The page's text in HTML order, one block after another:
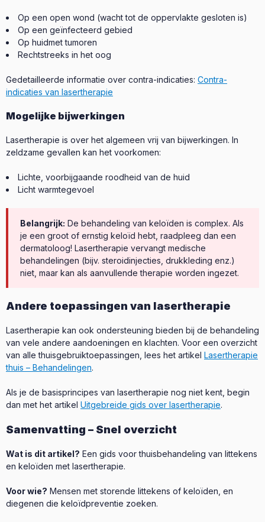
Op een open wond (wacht tot de oppervlakte gesloten is)
Op een geïnfecteerd gebied
Op huidmet tumoren
Rechtstreeks in het oog
Gedetailleerde informatie over contra-indicaties: Contra-
indicaties van lasertherapie
Mogelijke bijwerkingen
Lasertherapie is over het algemeen vrij van bijwerkingen. In
zeldzame gevallen kan het voorkomen:
Lichte, voorbijgaande roodheid van de huid
Licht warmtegevoel
Belangrijk: De behandeling van keloïden is complex. Als
je een groot of ernstig keloïd hebt, raadpleeg dan een
dermatoloog! Lasertherapie vervangt medische
behandelingen (bijv. steroidinjecties, drukkleding enz.)
niet, maar kan als aanvullende therapie worden ingezet.
Andere toepassingen van lasertherapie
Lasertherapie kan ook ondersteuning bieden bij de behandeling
van vele andere aandoeningen en klachten. Voor een overzicht
van alle thuisgebruiktoepassingen, lees het artikel Lasertherapie
thuis – Behandelingen.
Als je de basisprincipes van lasertherapie nog niet kent, begin
dan met het artikel Uitgebreide gids over lasertherapie.
Samenvatting – Snel overzicht
Wat is dit artikel? Een gids voor thuisbehandeling van littekens
en keloïden met lasertherapie.
Voor wie? Mensen met storende littekens of keloïden, en
diegenen die keloïdpreventie zoeken.